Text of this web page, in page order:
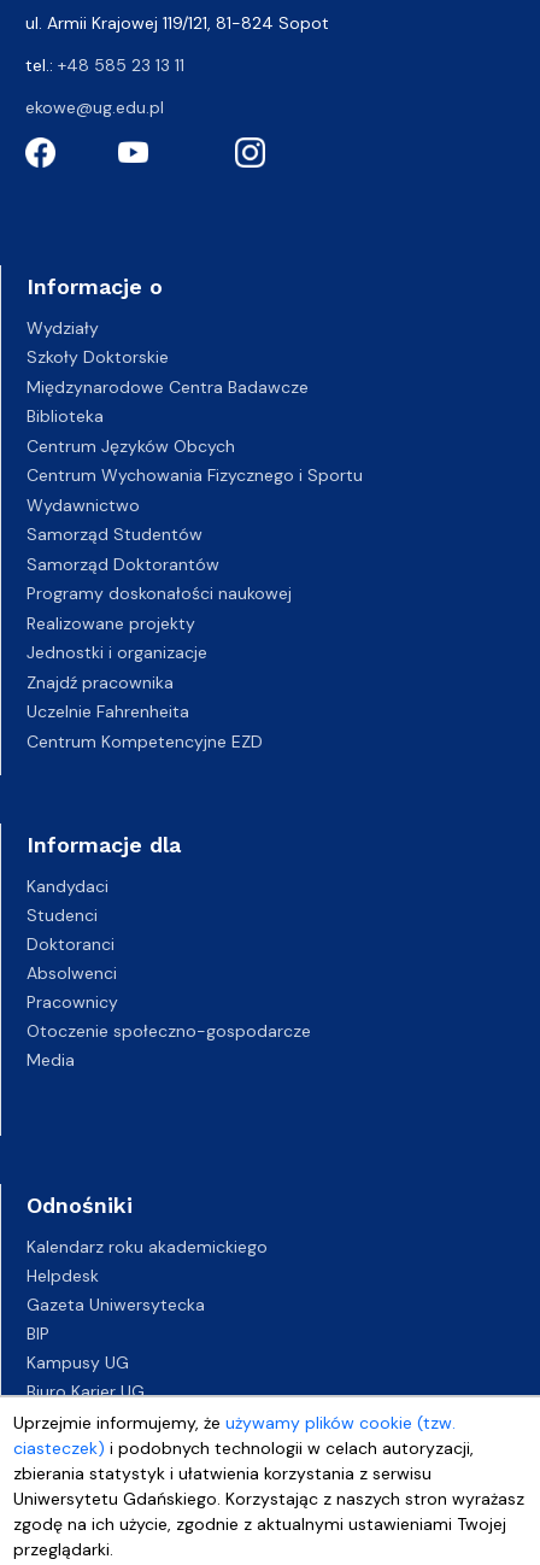
Uprzejmie informujemy, żeużywamy plików cookie (tzw.
ciasteczek) i podobnych technologii w celach autoryzacji,
zbierania statystyk i ułatwienia korzystania z serwisu
Uniwersytetu Gdańskiego. Korzystając z naszych stron wyrażasz
zgodę na ich użycie, zgodnie z aktualnymi ustawieniami Twojej
przeglądarki.
ul. Armii Krajowej 119/121, 81-824 Sopot
tel.: +48 585 23 13 11
ekowe@ug.edu.pl
Informacje o
Wydziały
Szkoły Doktorskie
Międzynarodowe Centra Badawcze
Biblioteka
Centrum Języków Obcych
Centrum Wychowania Fizycznego i Sportu
Wydawnictwo
Samorząd Studentów
Samorząd Doktorantów
Programy doskonałości naukowej
Realizowane projekty
Jednostki i organizacje
Znajdź pracownika
Uczelnie Fahrenheita
Centrum Kompetencyjne EZD
Informacje dla
Kandydaci
Studenci
Doktoranci
Absolwenci
Pracownicy
Otoczenie społeczno-gospodarcze
Media
Odnośniki
Kalendarz roku akademickiego
Helpdesk
Gazeta Uniwersytecka
BIP
Kampusy UG
Biuro Karier UG
Oferty pracy
Deklaracja dostępności